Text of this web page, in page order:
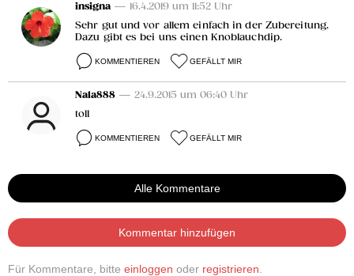
insigna — 16.4.2019 um 11:52 Uhr
Sehr gut und vor allem einfach in der Zubereitung.
Dazu gibt es bei uns einen Knoblauchdip.
KOMMENTIEREN GEFÄLLT MIR
Nala888 — 24.9.2015 um 06:40 Uhr
toll
KOMMENTIEREN GEFÄLLT MIR
Alle Kommentare
Kommentar hinzufügen
Für Kommentare, bitte einloggen oder registrieren